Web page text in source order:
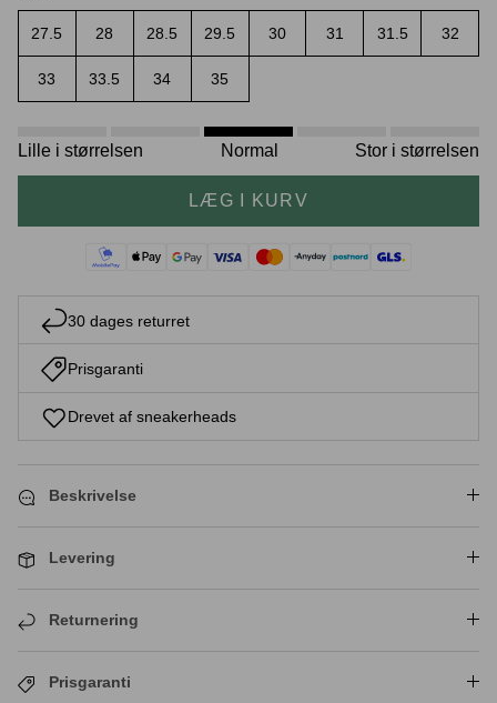
Skotræ
Sneaker rengøring
27.5 28 28.5 29.5 30 31 31.5 32
33 33.5 34 35
Lille i størrelsen Normal Stor i størrelsen
LÆG I KURV
30 dages returret
Prisgaranti
Drevet af sneakerheads
Beskrivelse
Levering
Returnering
Prisgaranti